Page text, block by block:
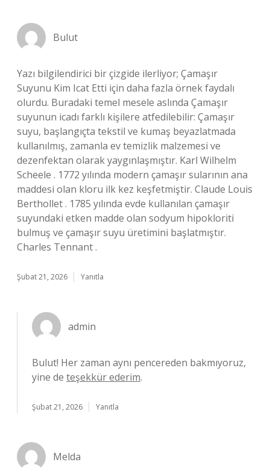
Bulut
Yazı bilgilendirici bir çizgide ilerliyor; Çamaşır
Suyunu Kim Icat Etti için daha fazla örnek faydalı
olurdu. Buradaki temel mesele aslında Çamaşır
suyunun icadı farklı kişilere atfedilebilir: Çamaşır
suyu, başlangıçta tekstil ve kumaş beyazlatmada
kullanılmış, zamanla ev temizlik malzemesi ve
dezenfektan olarak yaygınlaşmıştır. Karl Wilhelm
Scheele . 1772 yılında modern çamaşır sularının ana
maddesi olan kloru ilk kez keşfetmiştir. Claude Louis
Berthollet . 1785 yılında evde kullanılan çamaşır
suyundaki etken madde olan sodyum hipokloriti
bulmuş ve çamaşır suyu üretimini başlatmıştır.
Charles Tennant .
Şubat 21, 2026 Yanıtla
admin
Bulut! Her zaman aynı pencereden bakmıyoruz,
yine de teşekkür ederim.
Şubat 21, 2026 Yanıtla
Melda